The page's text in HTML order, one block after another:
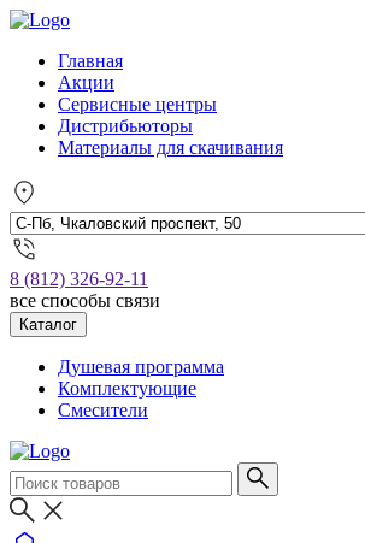
Главная
Акции
Сервисные центры
Дистрибьюторы
Материалы для скачивания
8 (812) 326-92-11
все способы связи
Каталог
Душевая программа
Комплектующие
Смесители